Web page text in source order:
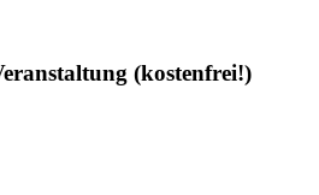
(kostenfrei!)